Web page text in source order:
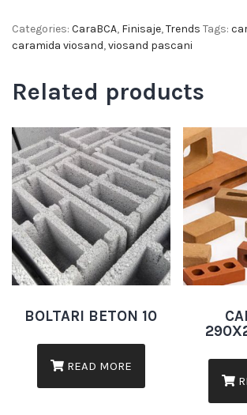
Categories: CaraBCA, Finisaje,Trends Tags:
caramida viosand,viosand pascani
Related products
BOLTARI BETON 10
READ MORE